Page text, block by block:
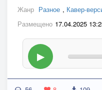
Жанр Разное , Кавер-
Размещено 17.04.2025
▶